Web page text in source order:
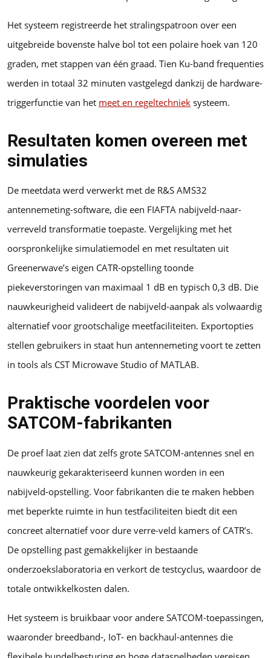
Het systeem registreerde het stralingspatroon over een
uitgebreide bovenste halve bol tot een polaire hoek van 120
graden, met stappen van één graad. Tien Ku-band frequenties
werden in totaal 32 minuten vastgelegd dankzij de hardware-
triggerfunctie van het meet en regeltechniek systeem.
Resultaten komen overeen met
simulaties
De meetdata werd verwerkt met de R&S AMS32
antennemeting-software, die een FIAFTA nabijveld-naar-
verreveld transformatie toepaste. Vergelijking met het
oorspronkelijke simulatiemodel en met resultaten uit
Greenerwave’s eigen CATR-opstelling toonde
piekeverstoringen van maximaal 1 dB en typisch 0,3 dB. Die
nauwkeurigheid valideert de nabijveld-aanpak als volwaardig
alternatief voor grootschalige meetfaciliteiten. Exportopties
stellen gebruikers in staat hun antennemeting voort te zetten
in tools als CST Microwave Studio of MATLAB.
Praktische voordelen voor
SATCOM-fabrikanten
De proef laat zien dat zelfs grote SATCOM-antennes snel en
nauwkeurig gekarakteriseerd kunnen worden in een
nabijveld-opstelling. Voor fabrikanten die te maken hebben
met beperkte ruimte in hun testfaciliteiten biedt dit een
concreet alternatief voor dure verre-veld kamers of CATR’s.
De opstelling past gemakkelijker in bestaande
onderzoekslaboratoria en verkort de testcyclus, waardoor de
totale ontwikkelkosten dalen.
Het systeem is bruikbaar voor andere SATCOM-toepassingen,
waaronder breedband-, IoT- en backhaul-antennes die